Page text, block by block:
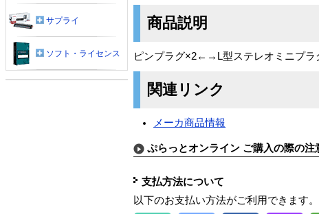
商品説明
ピンプラグ×2←→L型ステレオミニプラ
関連リンク
メーカ商品情報
ぷらっとオンライン ご購入の際の注
支払方法について
以下のお支払い方法がご利用できます。
サプライ
ソフト・ライセンス